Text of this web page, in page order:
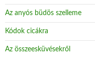
Az anyós büdös szelleme
Kódok cicákra
Az összeesküvésekről